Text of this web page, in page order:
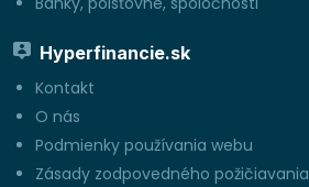
Hyperfinancie.sk
Kontakt
O nás
Podmienky používania webu
Zásady zodpovedného požičiavania